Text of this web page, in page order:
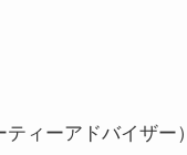
ィーアドバイザー）